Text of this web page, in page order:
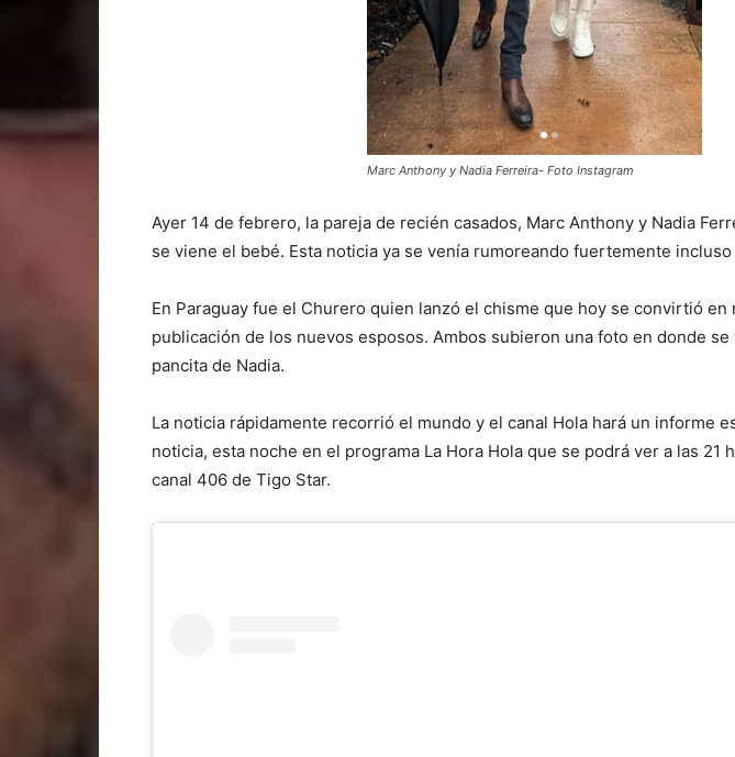
Marc Anthony y Nadia Ferreira- Foto Instagram
Ayer 14 de febrero, la pareja de recién casados, Marc Anthony y Nadia
se viene el bebé. Esta noticia ya se venía rumoreando fuertemente incluso
En Paraguay fue el Churero quien lanzó el chisme que hoy se convirtió en
publicación de los nuevos esposos. Ambos subieron una foto en donde se
pancita de Nadia.
La noticia rápidamente recorrió el mundo y el canal Hola hará un informe
noticia, esta noche en el programa La Hora Hola que se podrá ver a las 21
canal 406 de Tigo Star.